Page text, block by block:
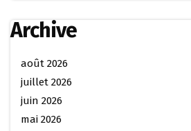
Archive
août 2026
juillet 2026
juin 2026
mai 2026